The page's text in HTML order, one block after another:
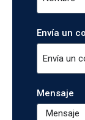
Envía un
Mensaje